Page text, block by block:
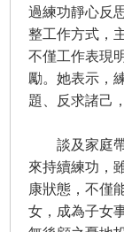
過練功靜心反
整工作方式，
不僅工作表現
勵。她表示，
題、反求諸己
談及家庭帶
來持續練功，
康狀態，不僅
女，成為子女